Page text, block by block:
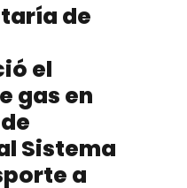
de
el
gas en
Sistema
a